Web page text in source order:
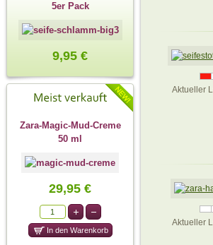
5er Pack
9,95 €
Zara-Magic-Mud-Creme
50 ml
29,95 €
Aktueller
Aktueller